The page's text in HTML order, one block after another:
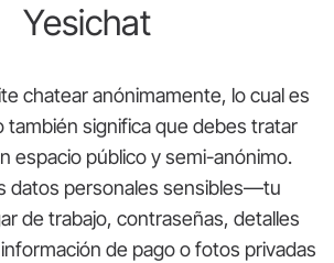
Yesichat
chatear anónimamente, lo cual es
significa que debes tratar
espacio público y semi-anónimo.
datos personales sensibles—tu
de trabajo, contraseñas, detalles
de pago o fotos privadas